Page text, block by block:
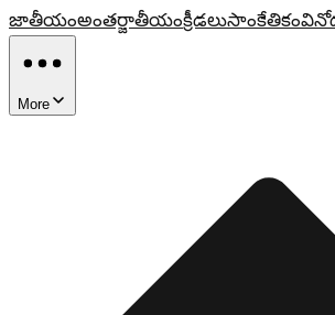
జాతీయంఅంతర్జాతీయంక్రీడలుసాంకేతికం
More